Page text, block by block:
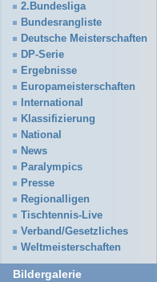
2.Bundesliga
Bundesrangliste
Deutsche Meisterschaften
DP-Serie
Ergebnisse
Europameisterschaften
International
Klassifizierung
National
News
Paralympics
Presse
Regionalligen
Tischtennis-Live
Verband/Gesetzliches
Weltmeisterschaften
Bildergalerie